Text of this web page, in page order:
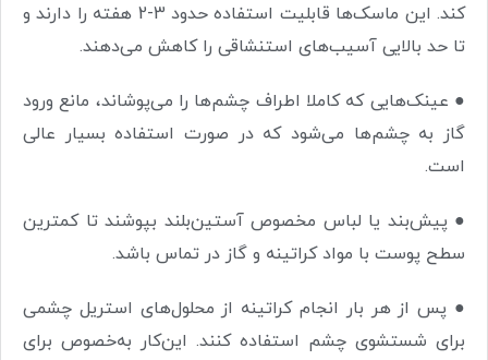
کند. این ماسک‌ها قابلیت استفاده حدود 3-2 هفته را دارند و
تا حد بالایی آسیب‌های استنشاقی را کاهش می‌دهند.
● عینک‌هایی که کاملا اطراف چشم‌ها را می‌پوشاند، مانع ورود
گاز به چشم‌ها می‌شود که در صورت استفاده بسیار عالی
است.
● پیش‌بند یا لباس مخصوص آستین‌بلند بپوشند تا کمترین
سطح پوست با مواد کراتینه و گاز در تماس باشد.
● پس از هر بار انجام کراتینه از محلول‌های استریل چشمی
برای شستشوی چشم استفاده کنند. این‌کار به‌خصوص برای